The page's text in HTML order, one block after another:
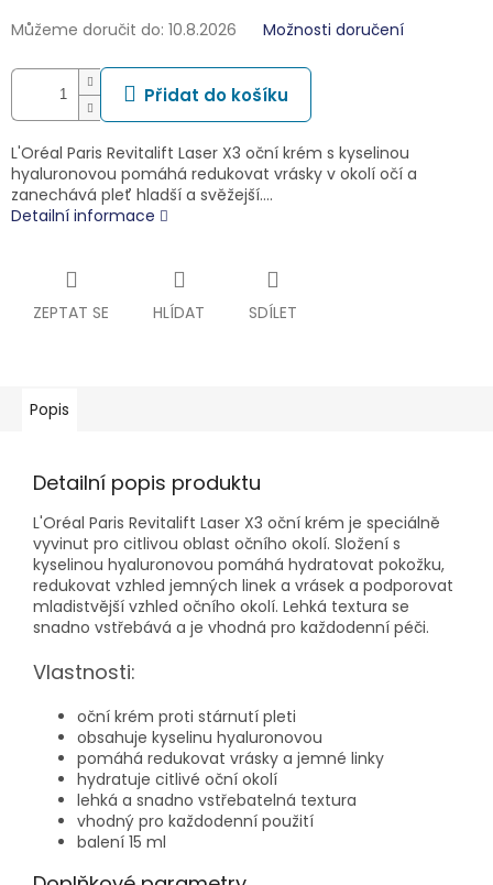
Můžeme doručit do: 10.8.2026 Možnosti doručení
Přidat do košíku
L'Oréal Paris Revitalift Laser X3 oční krém s kyselinou
hyaluronovou pomáhá redukovat vrásky v okolí očí a
zanechává pleť hladší a svěžejší.…
Detailní informace
ZEPTAT SE HLÍDAT SDÍLET
Popis
Detailní popis produktu
L'Oréal Paris Revitalift Laser X3 oční krém je speciálně
vyvinut pro citlivou oblast očního okolí. Složení s
kyselinou hyaluronovou pomáhá hydratovat pokožku,
redukovat vzhled jemných linek a vrásek a podporovat
mladistvější vzhled očního okolí. Lehká textura se
snadno vstřebává a je vhodná pro každodenní péči.
Vlastnosti:
oční krém proti stárnutí pleti
obsahuje kyselinu hyaluronovou
pomáhá redukovat vrásky a jemné linky
hydratuje citlivé oční okolí
lehká a snadno vstřebatelná textura
vhodný pro každodenní použití
balení 15 ml